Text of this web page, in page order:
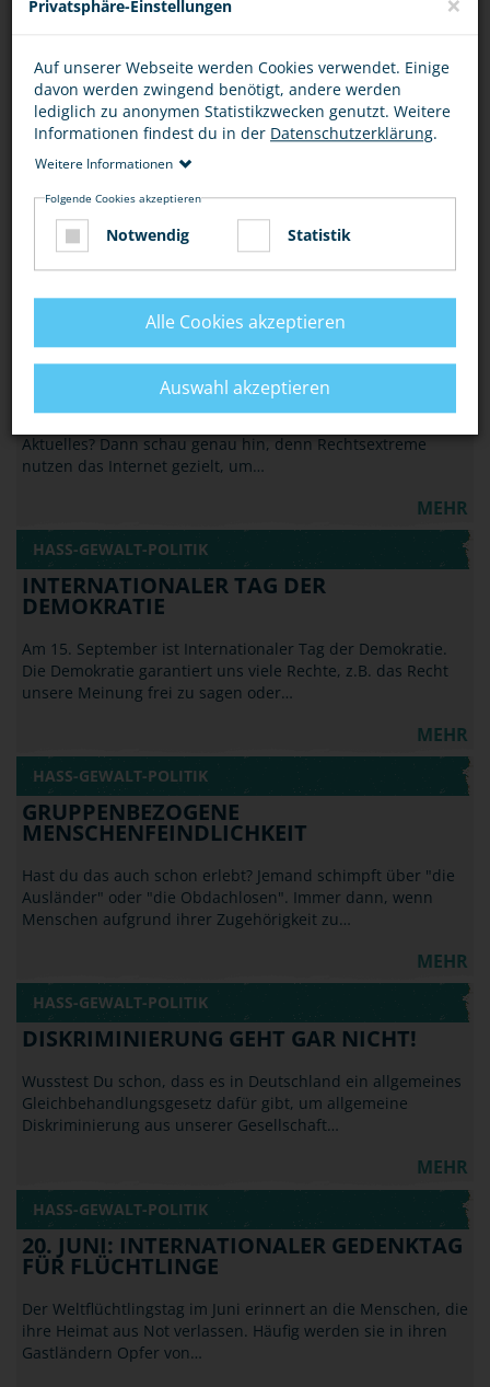
Beziehe Stellung gegen rassistische und…
HASS-GEWALT-POLITIK
„HIDDEN CODES“ – NEUES SPIEL ERKLÄRT
RADIKALISIERUNG
Eine Radikalisierung bei Deinen Freunden, in der
Schulklasse oder in den sozialen Netzwerken selbst zu
erkennen und dagegen erste Schritte unternehmen…
HASS-GEWALT-POLITIK
VORSICHT VOR FALSCHMELDUNGEN IM
Aktuelles? Dann schau genau hin, denn Rechtsextreme
nutzen das Internet gezielt, um…
MEHR
HASS-GEWALT-POLITIK
INTERNATIONALER TAG DER
DEMOKRATIE
Am 15. September ist Internationaler Tag der Demokratie.
Die Demokratie garantiert uns viele Rechte, z.B. das Recht
unsere Meinung frei zu sagen oder…
MEHR
HASS-GEWALT-POLITIK
GRUPPENBEZOGENE
MENSCHENFEINDLICHKEIT
Hast du das auch schon erlebt? Jemand schimpft über "die
Ausländer" oder "die Obdachlosen". Immer dann, wenn
Menschen aufgrund ihrer Zugehörigkeit zu…
MEHR
HASS-GEWALT-POLITIK
DISKRIMINIERUNG GEHT GAR NICHT!
Wusstest Du schon, dass es in Deutschland ein allgemeines
Gleichbehandlungsgesetz dafür gibt, um allgemeine
Diskriminierung aus unserer Gesellschaft…
MEHR
HASS-GEWALT-POLITIK
20. JUNI: INTERNATIONALER GEDENKTAG
FÜR FLÜCHTLINGE
Der Weltflüchtlingstag im Juni erinnert an die Menschen, die
ihre Heimat aus Not verlassen. Häufig werden sie in ihren
Gastländern Opfer von…
Privatsphäre-Einstellungen
Auf unserer Webseite werden Cookies verwendet. Einige
davon werden zwingend benötigt, andere werden
lediglich zu anonymen Statistikzwecken genutzt. Weitere
Informationen findest du in der Datenschutzerklärung.
Weitere Informationen
Folgende Cookies akzeptieren
Notwendig Statistik
Alle Cookies akzeptieren
Auswahl akzeptieren